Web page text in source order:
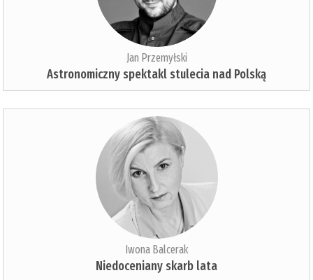
Jan Przemyłski
Astronomiczny spektakl stulecia nad Polską
Iwona Balcerak
Niedoceniany skarb lata